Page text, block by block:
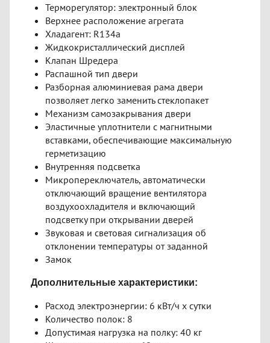
Терморегулятор: электронный блок
Верхнее расположение агрегата
Хладагент: R134a
Жидкокристаллический дисплей
Клапан Шредера
Распашной тип двери
Разборная алюминиевая рама двери
позволяет легко заменить стеклопакет
Механизм самозакрывания двери
Эластичные уплотнители с магнитными
вставками, обеспечивающие максимальную
герметизацию
Внутренняя подсветка
Микропереключатель, автоматически
отключающий вращение вентилятора
воздухоохладителя и включающий
подсветку при открывании дверей
Звуковая и световая сигнализация об
отклонении температуры от заданной
Замок
Дополнительные характеристики:
Расход электроэнергии: 6 кВт/ч х сутки
Количество полок: 8
Допустимая нагрузка на полку: 40 кг